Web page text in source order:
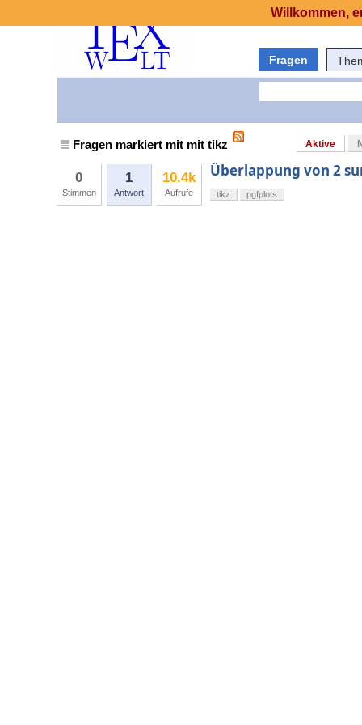
Fragen
Fragen markiert mit mit tikz Aktive
0
Stimmen
1
Antwort
10.4k
Aufrufe
Überlappung von 2
tikz pgfplots
Willkommen,